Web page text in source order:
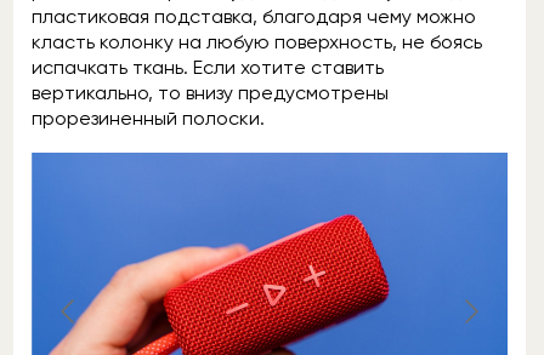
пластиковая подставка, благодаря чему можно
класть колонку на любую поверхность, не боясь
испачкать ткань. Если хотите ставить
вертикально, то внизу предусмотрены
прорезиненный полоски.